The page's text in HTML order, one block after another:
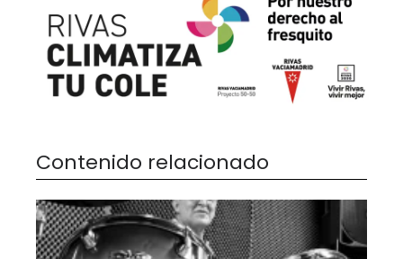
Contenido relacionado